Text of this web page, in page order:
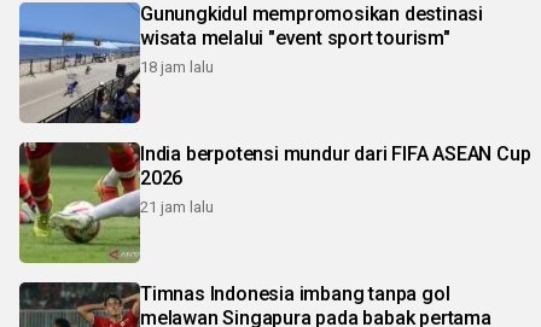
Gunungkidul mempromosikan destinasi
wisata melalui "event sport tourism"
18 jam lalu
India berpotensi mundur dari FIFA ASEAN Cup
2026
21 jam lalu
Timnas Indonesia imbang tanpa gol
melawan Singapura pada babak pertama